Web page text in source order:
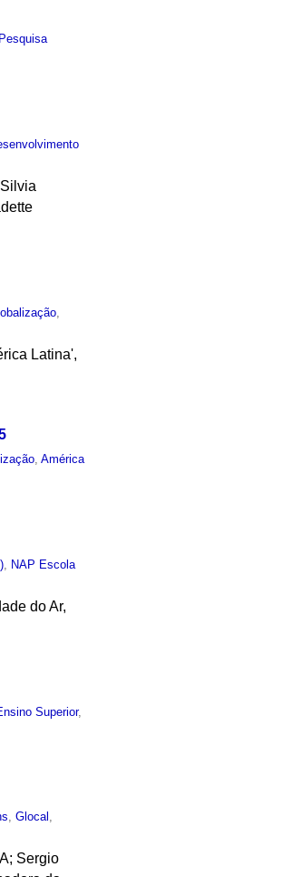
Latina',
,América
NAP Escola
do Ar,
Superior,
,Glocal ,
Sergio